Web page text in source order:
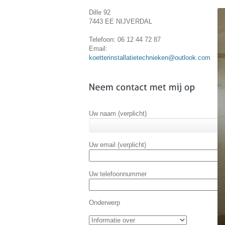
Dille 92
7443 EE NIJVERDAL
Telefoon: 06 12 44 72 87
Email:
koetterinstallatietechnieken@outlook.com
Uw naam (verplicht)
Uw email (verplicht)
Uw telefoonnummer
Onderwerp